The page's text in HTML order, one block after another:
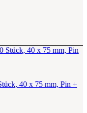
40 x 75 mm, Pin +